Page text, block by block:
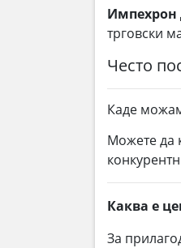
трговски
Често
Каде
Можете да
Каква е
За